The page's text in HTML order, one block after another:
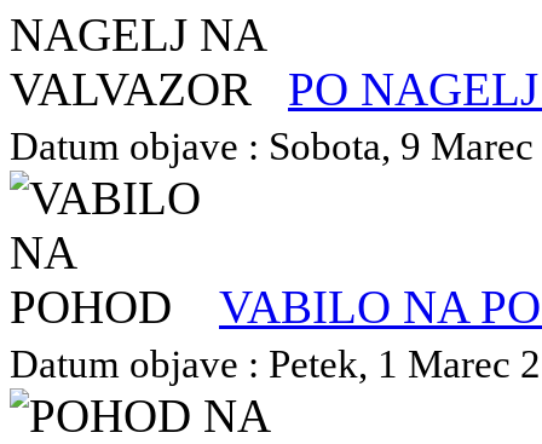
PO
Datum objave : Sobota, 9
VABILO NA
Datum objave : Petek, 1 Marec